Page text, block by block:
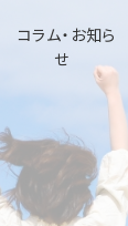
コラム・お知ら
せ